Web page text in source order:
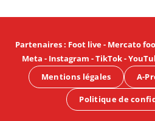
Partenaires: Foot live- Mercato
Meta - Instagram -TikTok-
Mentions légales
A-
Politique de